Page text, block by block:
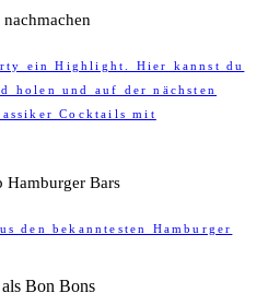
ein Highlight. Hier kannst du
holen und auf der nächsten
Cocktails mit
Hamburger Bars
den bekanntesten Hamburger